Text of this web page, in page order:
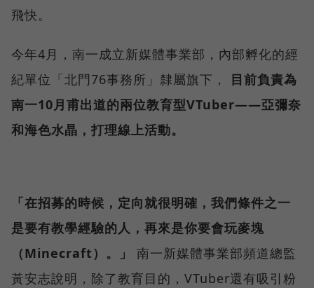
飛快。
今年4月，南一成立新媒體事業部，內部孵化的經
紀單位「北門76事務所」隸屬旗下， 目前負責為
南一10月甫出道的兩位教育型VTuber——亞彌奈
和海色水晶，打理線上活動。
「在招募的時候，定向就很明確，我們條件之一
是要有教學經驗的人，再來是你要會玩麥塊
（Minecraft）。」
南一新媒體事業部頻道總監
黃安志說明，除了教育目的，VTuber還有吸引粉